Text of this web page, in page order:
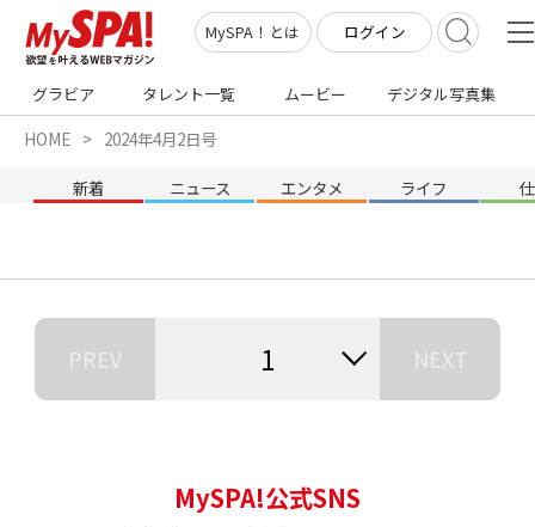
MySPA！とは ログイン
グラビア タレント一覧 ムービー デジタル写真集
HOME 2024年4月2日号
新着 ニュース エンタメ ライフ
PREV 1 NEXT